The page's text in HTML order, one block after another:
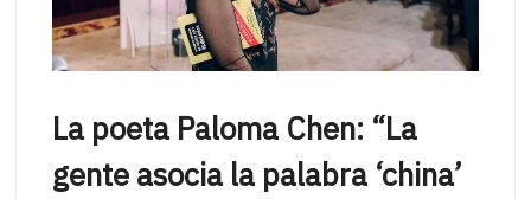
La poeta Paloma Chen: “La
gente asocia la palabra ‘china’